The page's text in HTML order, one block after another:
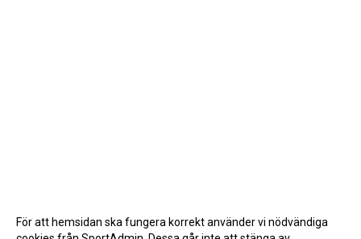
För att hemsidan ska fungera korrekt använder vi nödvändiga